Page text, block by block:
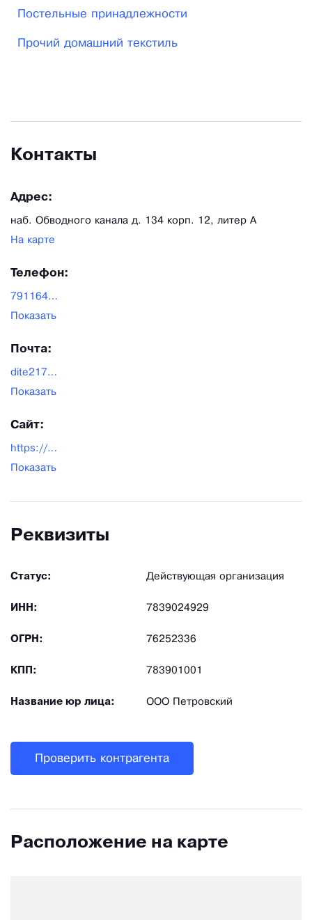
Постельные принадлежности
Прочий домашний текстиль
Контакты
Адрес:
наб. Обводного канала д. 134 корп. 12, литер А
На карте
Телефон:
79116467267
Показать
Почта:
dite217@mail.ru
Показать
Сайт:
https://p-td.ru/
Показать
Реквизиты
Статус: Действующая организация
ИНН: 7839024929
ОГРН: 76252336
КПП: 783901001
Название юр лица: ООО Петровский
Проверить контрагента
Расположение на карте